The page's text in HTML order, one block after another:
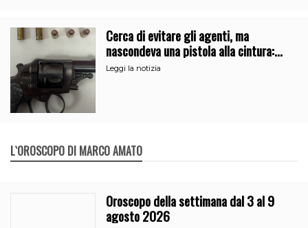
Cerca di evitare gli agenti, ma
nascondeva una pistola alla cintura:
arrestato a Catania
Leggi la notizia
L`OROSCOPO DI MARCO AMATO
Oroscopo della settimana dal 3 al 9
agosto 2026